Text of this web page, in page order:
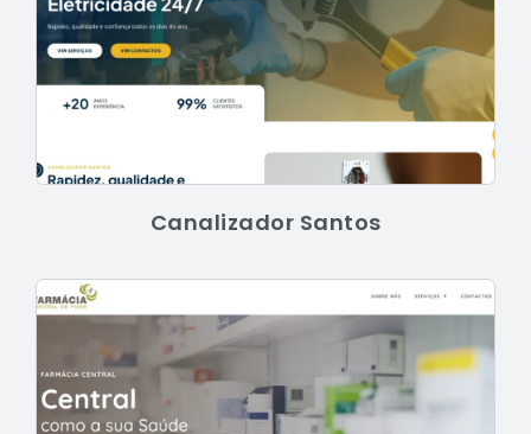
Canalizador Santos